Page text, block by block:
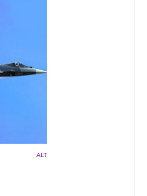
ALT